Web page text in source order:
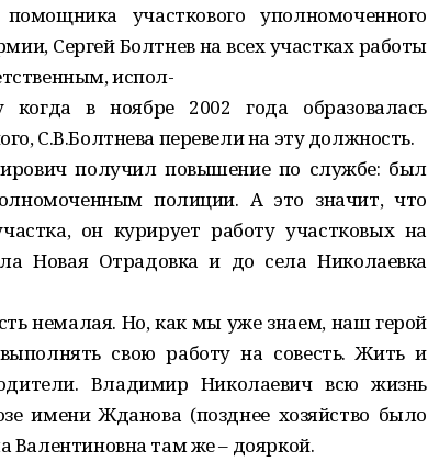
участкового уполномоченного
Сергей Болтнев на всех участках работы
испол-
в ноябре 2002 года образовалась
С.В.Болтнева перевели на эту должность.
получил повышение по службе: был
полиции. А это значит, что
он курирует работу участковых на
Новая Отрадовка и до села Николаевка
немалая. Но, как мы уже знаем, наш герой
свою работу на совесть. Жить и
Владимир Николаевич всю жизнь
имени Жданова (позднее хозяйство было
Валентиновна там же – дояркой.